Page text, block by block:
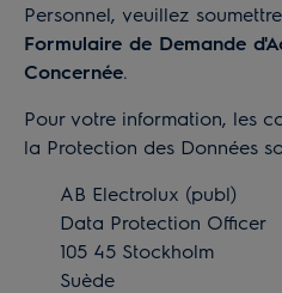
Personnel, veuillez
Formulaire de Demande
Concernée.
Pour votre information, les
la Protection des Données
AB Electrolux (publ)
Data Protection Officer
105 45 Stockholm
Suède